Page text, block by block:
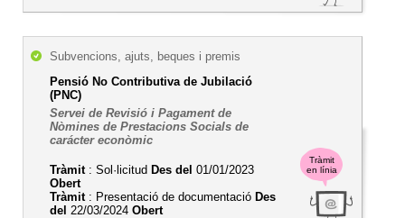
Tràmit
en línia
Subvencions, ajuts, beques i premis
Pensió No Contributiva de Jubilació
(PNC)
Servei de Revisió i Pagament de
Nòmines de Prestacions Socials de
carácter econòmic
Tràmit: Sol·licitud Des del 01/01/2023
Obert
Tràmit: Presentació de documentació Des
del 22/03/2024 Obert